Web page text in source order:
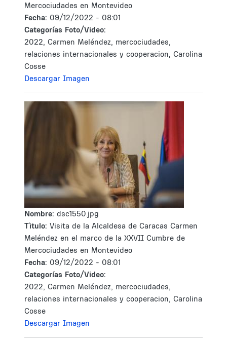
Mercociudades en Montevideo
Fecha: 09/12/2022 - 08:01
Categorías Foto/Video:
2022, Carmen Meléndez, mercociudades,
relaciones internacionales y cooperacion, Carolina
Cosse
Descargar Imagen
Nombre: dsc1550.jpg
Tìtulo: Visita de la Alcaldesa de Caracas Carmen
Meléndez en el marco de la XXVII Cumbre de
Mercociudades en Montevideo
Fecha: 09/12/2022 - 08:01
Categorías Foto/Video:
2022, Carmen Meléndez, mercociudades,
relaciones internacionales y cooperacion, Carolina
Cosse
Descargar Imagen